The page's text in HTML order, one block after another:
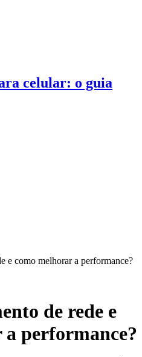
celular: o guia
e como melhorar a performance?
de rede e
performance?